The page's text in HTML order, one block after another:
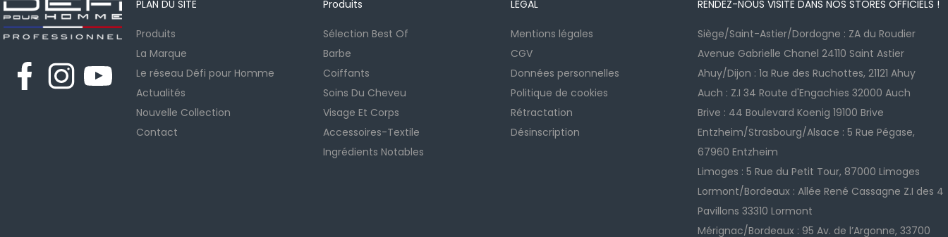
PLAN DU SITE
Produits
La Marque
Le réseau Défi pour Homme
Actualités
Nouvelle Collection
Contact
Produits
Sélection Best Of
Barbe
Coiffants
Soins Du Cheveu
Visage Et Corps
Accessoires-Textile
Ingrédients Notables
LÉGAL
Mentions légales
CGV
Données personnelles
Politique de cookies
Rétractation
Désinscription
RENDEZ-NOUS VISITE DANS NOS STORES OFFICIELS !
Siège/Saint-Astier/Dordogne : ZA du Roudier
Avenue Gabrielle Chanel 24110 Saint Astier
Ahuy/Dijon : 1a Rue des Ruchottes, 21121 Ahuy
Auch : Z.I 34 Route d'Engachies 32000 Auch
Brive : 44 Boulevard Koenig 19100 Brive
Entzheim/Strasbourg/Alsace : 5 Rue Pégase,
67960 Entzheim
Limoges : 5 Rue du Petit Tour, 87000 Limoges
Lormont/Bordeaux : Allée René Cassagne Z.I des 4
Pavillons 33310 Lormont
Mérignac/Bordeaux : 95 Av. de l’Argonne, 33700